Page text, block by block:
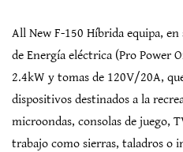
All New F-150 Híbrida equipa, en
de Energía eléctrica (Pro Power
2.4kW y tomas de 120V/20A,
dispositivos destinados a la
microondas, consolas de juego,
trabajo como sierras, taladros o